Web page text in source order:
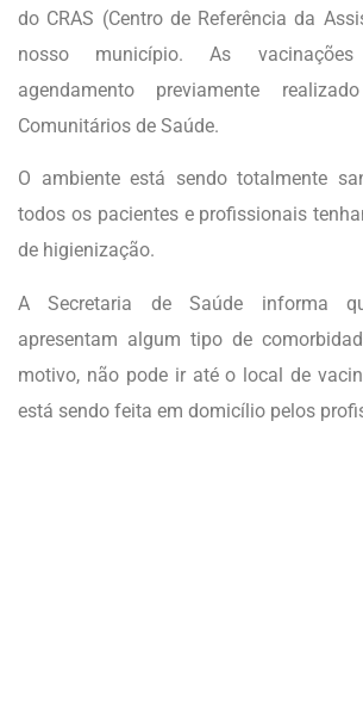
do CRAS (Centro de Referência da
nosso município. As
agendamento previamente
Comunitários de Saúde.
O ambiente está sendo totalmente
todos os pacientes e profissionais
de higienização.
A Secretaria de Saúde informa
apresentam algum tipo de
motivo, não pode ir até o local de
está sendo feita em domicílio pelos